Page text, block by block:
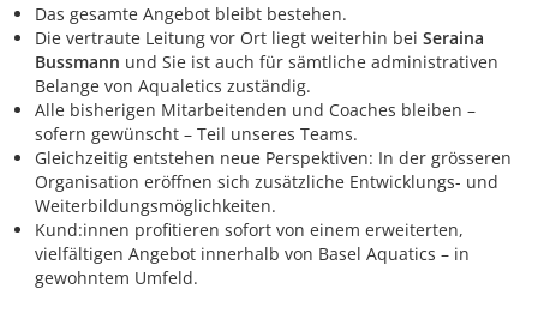
Das gesamte Angebot bleibt bestehen.
Die vertraute Leitung vor Ort liegt weiterhin bei Seraina
Bussmann und Sie ist auch für sämtliche administrativen
Belange von Aqualetics zuständig.
Alle bisherigen Mitarbeitenden und Coaches bleiben –
sofern gewünscht – Teil unseres Teams.
Gleichzeitig entstehen neue Perspektiven: In der grösseren
Organisation eröffnen sich zusätzliche Entwicklungs- und
Weiterbildungsmöglichkeiten.
Kund:innen profitieren sofort von einem erweiterten,
vielfältigen Angebot innerhalb von Basel Aquatics – in
gewohntem Umfeld.